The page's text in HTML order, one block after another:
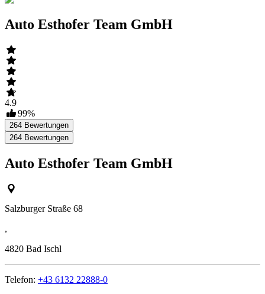
Auto Esthofer Team GmbH
4.9
99%
264 Bewertungen
264 Bewertungen
Auto Esthofer Team GmbH
Salzburger Straße 68
,
4820 Bad Ischl
Telefon: +43 6132 22888-0